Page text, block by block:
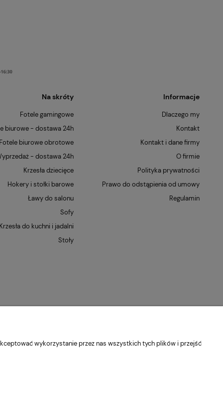
Na skróty
Fotele gamingowe
biurowe - dostawa 24h
Fotele biurowe obrotowe
- dostawa 24h
Krzesła dziecięce
Hokery i stołki barowe
Ławy do salonu
Sofy
Krzesła do kuchni i jadalni
Stoły
Informacje
Dlaczego my
Kontakt
Kontakt i dane firmy
O firmie
Polityka prywatności
Prawo do odstąpienia od umowy
Regulamin
wykorzystanie przez nas wszystkich tych plików i przejść